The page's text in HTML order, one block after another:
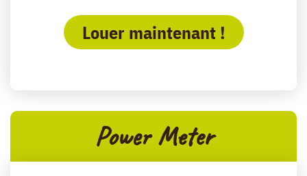
Louer maintenant !
Power Meter